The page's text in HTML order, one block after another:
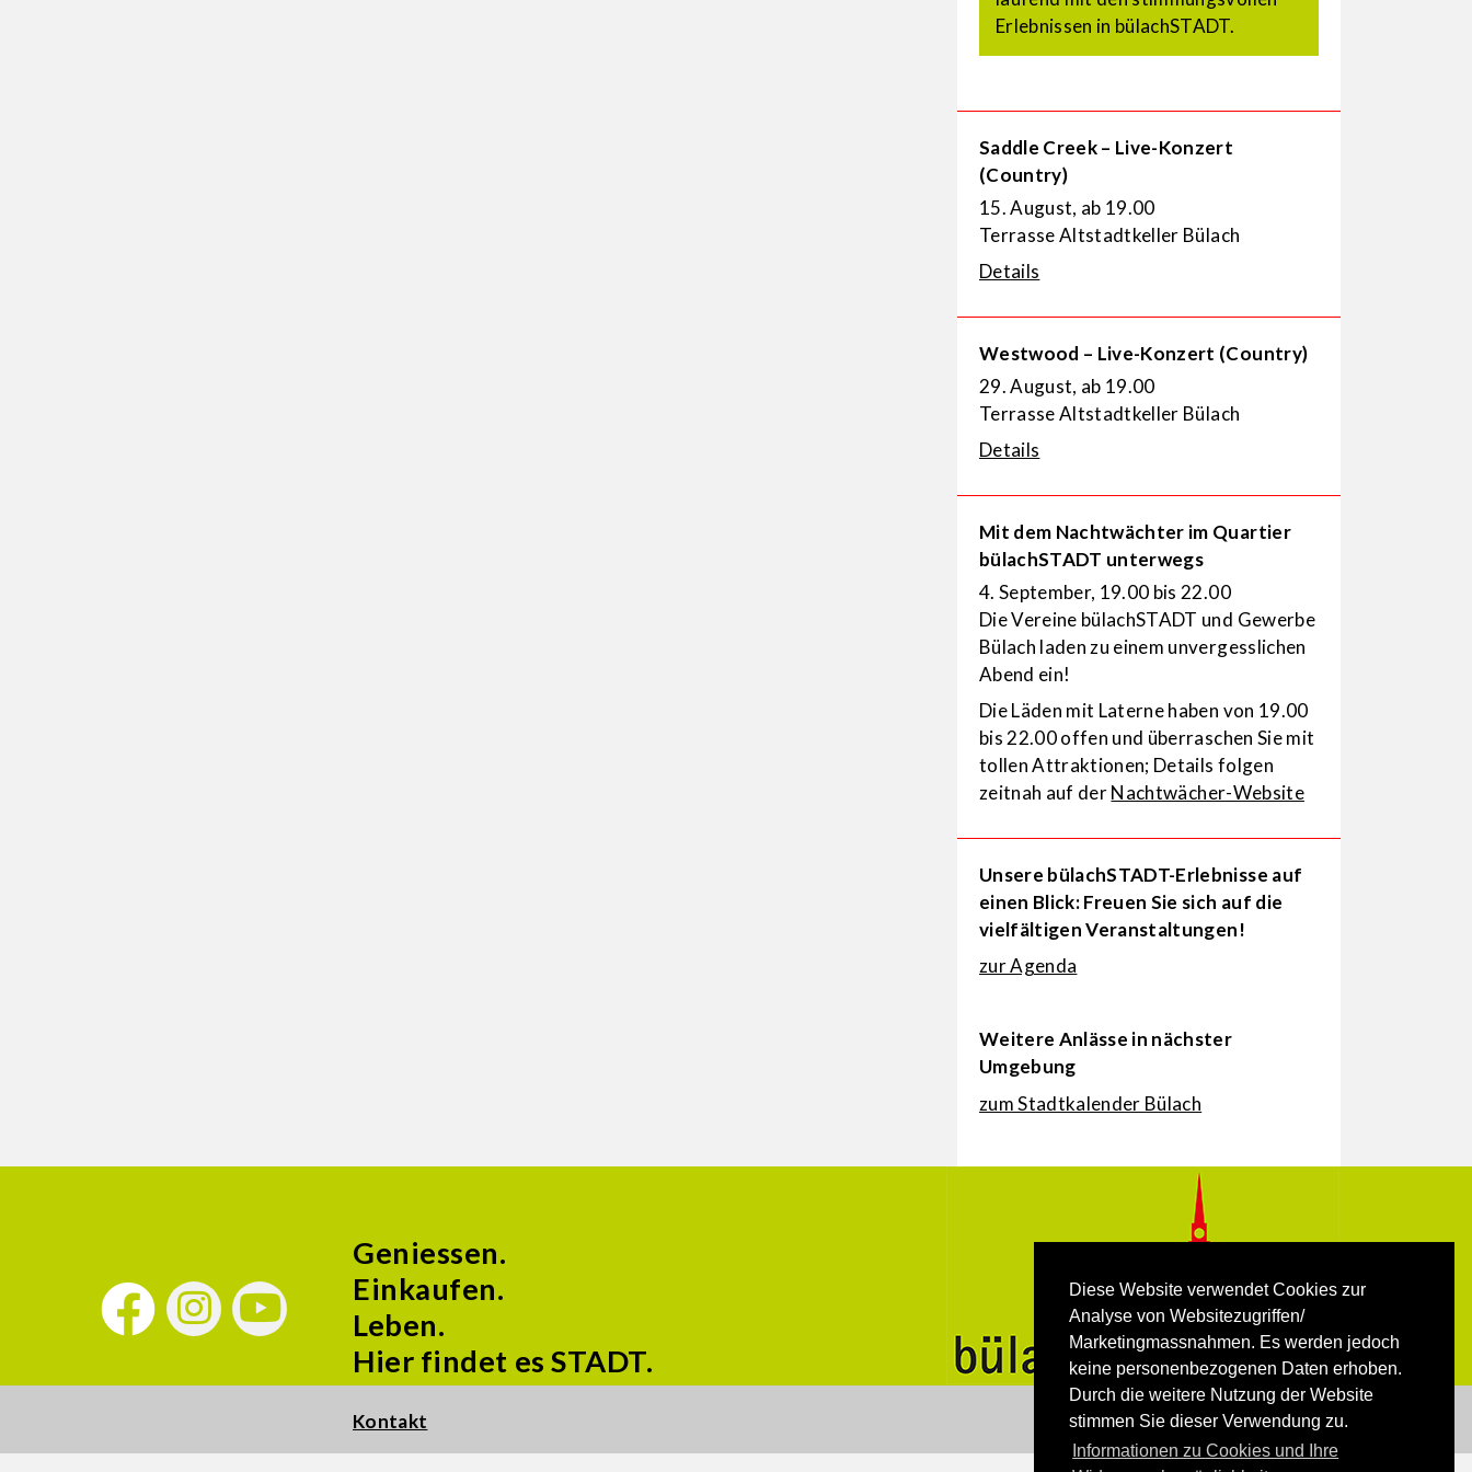
Diese Website verwendet Cookies zur
Analyse von Websitezugriffen/
Marketingmassnahmen. Es werden jedoch
keine personenbezogenen Daten erhoben.
Durch die weitere Nutzung der Website
stimmen Sie dieser Verwendung zu.
Informationen zu Cookies und Ihre
Erlebnissen in bülachSTADT.
Saddle Creek – Live-Konzert
(Country)
15. August, ab 19.00
Terrasse Altstadtkeller Bülach
Details
Westwood – Live-Konzert (Country)
29. August, ab 19.00
Terrasse Altstadtkeller Bülach
Details
Mit dem Nachtwächter im Quartier
bülachSTADT unterwegs
4. September, 19.00 bis 22.00
Die Vereine bülachSTADT und Gewerbe
Bülach laden zu einem unvergesslichen
Abend ein!
Die Läden mit Laterne haben von 19.00
bis 22.00 offen und überraschen Sie mit
tollen Attraktionen; Details folgen
zeitnah auf derNachtwächer-Website
Unsere bülachSTADT-Erlebnisse auf
einen Blick: Freuen Sie sich auf die
vielfältigen Veranstaltungen!
zur Agenda
Weitere Anlässe in nächster
Umgebung
zum Stadtkalender Bülach
Geniessen.
Einkaufen.
Leben.
Hier findet es STADT.
Kontakt